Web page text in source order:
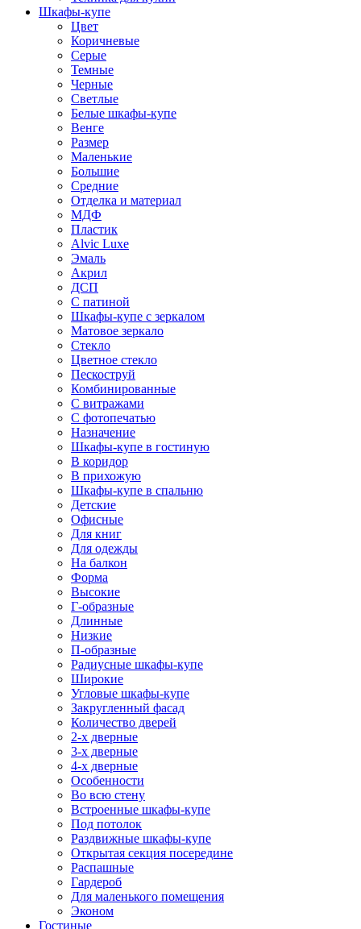
Шкафы-купе
Цвет
Коричневые
Серые
Темные
Черные
Светлые
Белые шкафы-купе
Венге
Размер
Маленькие
Большие
Средние
Отделка и материал
МДФ
Пластик
Alvic Luxe
Эмаль
Акрил
ДСП
С патиной
Шкафы-купе с зеркалом
Матовое зеркало
Стекло
Цветное стекло
Пескоструй
Комбинированные
С витражами
С фотопечатью
Назначение
Шкафы-купе в гостиную
В коридор
В прихожую
Шкафы-купе в спальню
Детские
Офисные
Для книг
Для одежды
На балкон
Форма
Высокие
Г-образные
Длинные
Низкие
П-образные
Радиусные шкафы-купе
Широкие
Угловые шкафы-купе
Закругленный фасад
Количество дверей
2-х дверные
3-х дверные
4-х дверные
Особенности
Во всю стену
Встроенные шкафы-купе
Под потолок
Раздвижные шкафы-купе
Открытая секция посередине
Распашные
Гардероб
Для маленького помещения
Эконом
Гостиные